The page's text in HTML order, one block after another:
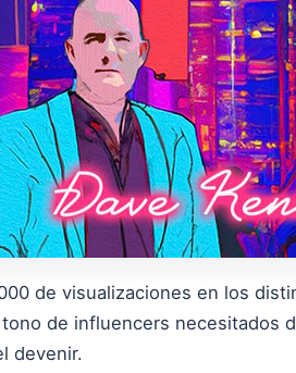
de visualizaciones en los
de influencers necesitados
devenir.